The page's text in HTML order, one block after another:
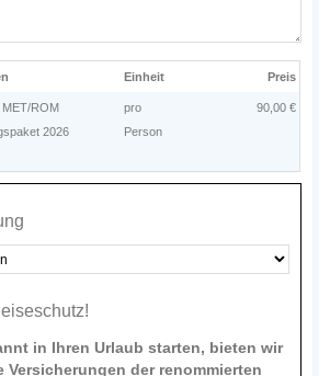
Einheit Preis
MET/ROM
2026
pro
Person
90,00 €
in Ihren Urlaub starten, bieten wir
Versicherungen der renommierten